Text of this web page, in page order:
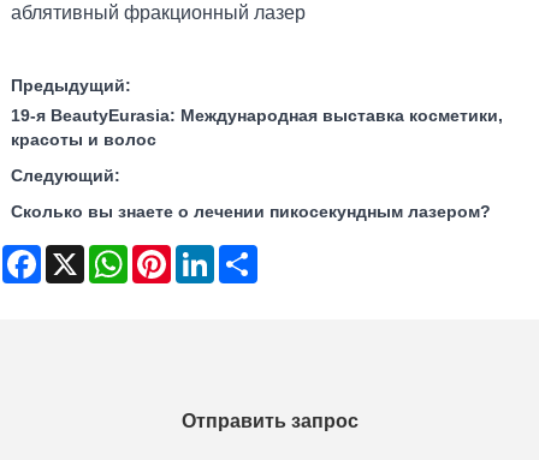
аблятивный фракционный лазер
Предыдущий:
19-я BeautyEurasia: Международная выставка косметики,
красоты и волос
Следующий:
Сколько вы знаете о лечении пикосекундным лазером?
Facebook
X WhatsAppPinterestLinkedIn
Отправить запрос